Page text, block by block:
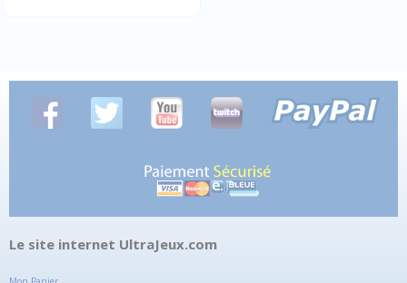
Le site internet UltraJeux.com